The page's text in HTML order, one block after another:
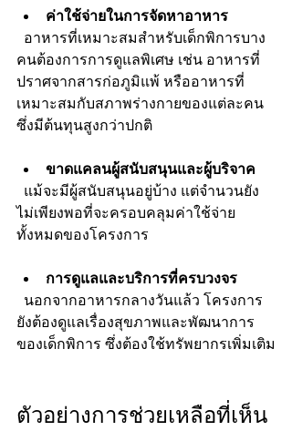
ค่าใช้จ่ายในการจัดหาอาหาร
คนต้องการการดูแลพิเศษ เช่น อาหารที่
ปราศจากสารก่อภูมิแพ้ หรืออาหารที่
เหมาะสมกับสภาพร่างกายของแต่ละคน
ซึ่งมีต้นทุนสูงกว่าปกติ
ขาดแคลนผู้สนับสนุนและผู้บริจาค
ไม่เพียงพอที่จะครอบคลุมค่าใช้จ่าย
ทั้งหมดของโครงการ
การดูแลและบริการที่ครบวงจร
ยังต้องดูแลเรื่องสุขภาพและพัฒนาการ
ของเด็กพิการ ซึ่งต้องใช้ทรัพยากรเพิ่มเติม
ตัวอย่างการช่วยเหลือที่เห็น